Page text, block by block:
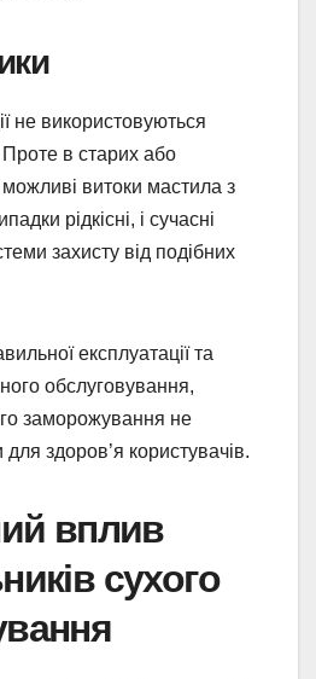
не використовуються
Проте в старих або
витоки мастила з
рідкісні, і сучасні
захисту від подібних
експлуатації та
обслуговування,
заморожування не
здоров’я користувачів.
вплив
сухого